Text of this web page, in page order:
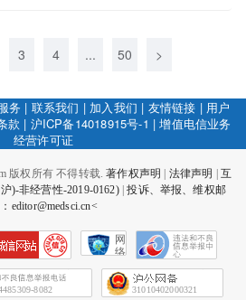
3 4 ... 50 >
务 | 联系我们 | 加入我们 | 友情链接 | 用户
款 | 沪ICP备14018915号-1 |增值电信业务
经营许可证
版权所有 不得转载.著作权声明 法律声明
互
)-非经营性-2019-0162)|投诉、举报、维权邮
editor@medsci.cn<
网
络
会
征
8082 31010402000321